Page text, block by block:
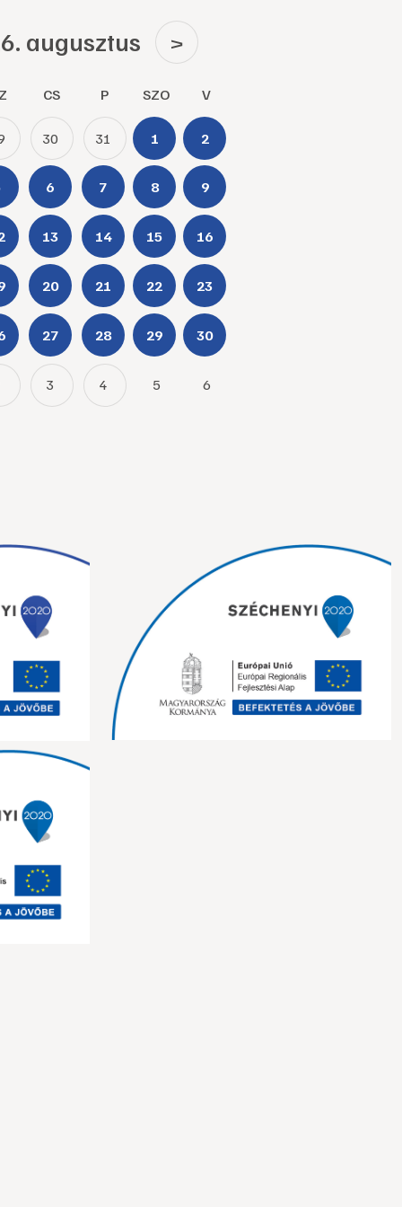
augusztus >
CS P SZO V
30 31 1 2
6 7 8 9
13 14 15 16
20 21 22 23
27 28 29 30
3 4 5 6